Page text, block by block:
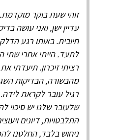
זוהי שעת בוקר
עדיין ישן, ואני עושה
חיובית. באותו רגע
לתעד. הייתי אחרי שתי
רציתי זיכרון. תיעדתי
מהבשורה, הבדיקות
רגיל עובר לקראת
שלעובר שלנו יש סיכוי
התלבטויות, דיונים
ניחוש בלבד, החלטנו